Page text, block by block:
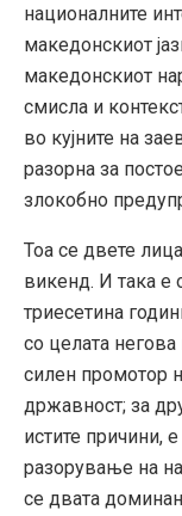
националните
македонскиот
македонскиот
смисла и
во кујните на
разорна за
злокобно
Тоа се двете
викенд. И така е
триесетина
со целата
силен промотор
државност; за
истите причини,
разорување на
се двата